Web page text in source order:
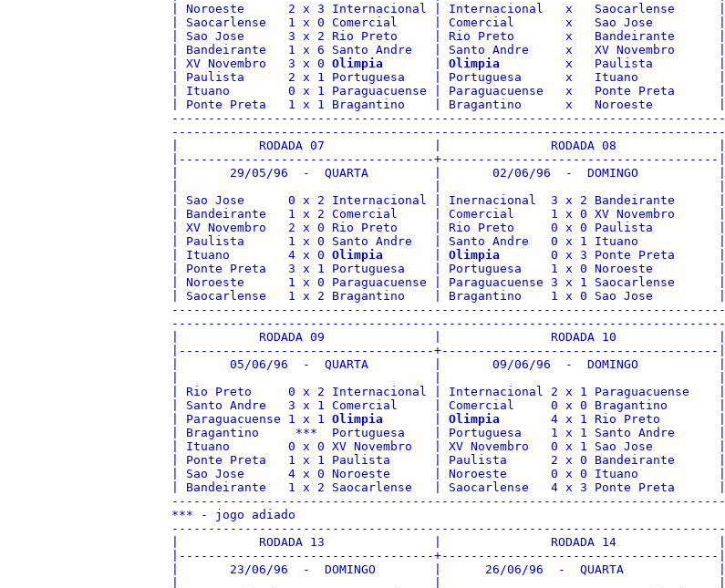
| Noroeste      2 x 3 Internacional | Internacional   x   Saocarlense      |
| Saocarlense   1 x 0 Comercial     | Comercial       x   Sao Jose         |
| Sao Jose      3 x 2 Rio Preto     | Rio Preto       x   Bandeirante      |
| Bandeirante   1 x 6 Santo Andre   | Santo Andre     x   XV Novembro      |
| XV Novembro   3 x 0 Olimpia Olimpia
         x   Paulista         |
| Paulista      2 x 1 Portuguesa    | Portuguesa      x   Ituano           |
| Ituano        0 x 1 Paraguacuense | Paraguacuense   x   Ponte Preta      |
| Ponte Preta   1 x 1 Bragantino    | Bragantino      x   Noroeste         |
----------------------------------------------------------------------------
----------------------------------------------------------------------------
|           RODADA 07               |               RODADA 08              |
|-----------------------------------+--------------------------------------|
|       29/05/96  -  QUARTA         |       02/06/96  -  DOMINGO           |
| Sao Jose      0 x 2 Internacional | Inernacional  3 x 2 Bandeirante      |
| Bandeirante   1 x 2 Comercial     | Comercial     1 x 0 XV Novembro      |
| XV Novembro   2 x 0 Rio Preto     | Rio Preto     0 x 0 Paulista         |
| Paulista      1 x 0 Santo Andre   | Santo Andre   0 x 1 Ituano           |
| Ituano        4 x 0 Olimpia Olimpia
       0 x 3 Ponte Preta      |
| Ponte Preta   3 x 1 Portuguesa    | Portuguesa    1 x 0 Noroeste         |
| Noroeste      1 x 0 Paraguacuense | Paraguacuense 3 x 1 Saocarlense      |
| Saocarlense   1 x 2 Bragantino    | Bragantino    1 x 0 Sao Jose         |
----------------------------------------------------------------------------
----------------------------------------------------------------------------
|           RODADA 09               |               RODADA 10              |
|-----------------------------------+--------------------------------------|
|       05/06/96  -  QUARTA         |       09/06/96  -  DOMINGO           |
| Rio Preto     0 x 2 Internacional | Internacional 2 x 1 Paraguacuense    |
| Santo Andre   3 x 1 Comercial     | Comercial     0 x 0 Bragantino       |
| Paraguacuense 1 x 1 Olimpia Olimpia
       4 x 1 Rio Preto        |
| Bragantino     ***  Portuguesa    | Portuguesa    1 x 1 Santo Andre      |
| Ituano        0 x 0 XV Novembro   | XV Novembro   0 x 1 Sao Jose         |
| Ponte Preta   1 x 1 Paulista      | Paulista      2 x 0 Bandeirante      |
| Sao Jose      4 x 0 Noroeste      | Noroeste      0 x 0 Ituano           |
| Bandeirante   1 x 2 Saocarlense   | Saocarlense   4 x 3 Ponte Preta      |
----------------------------------------------------------------------------
*** - jogo adiado
----------------------------------------------------------------------------
|           RODADA 13               |               RODADA 14              |
|-----------------------------------+--------------------------------------|
|       23/06/96  -  DOMINGO        |      26/06/96  -  QUARTA             |